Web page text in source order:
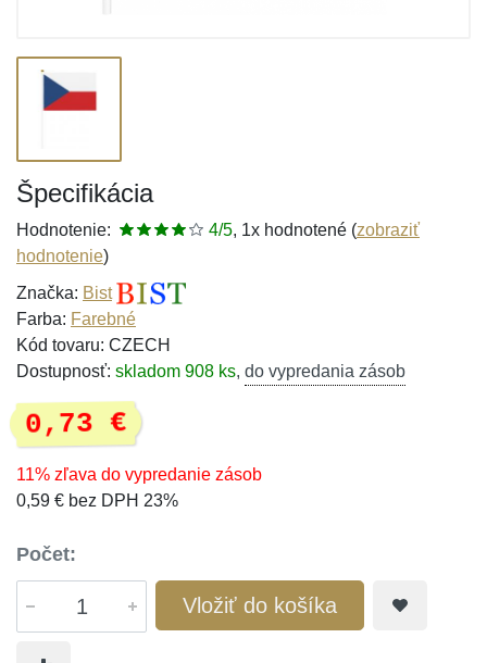
Špecifikácia
Hodnotenie: 4/5, 1x hodnotené (zobraziť
hodnotenie)
Značka: Bist
Farba: Farebné
Kód tovaru: CZECH
Dostupnosť: skladom 908 ks, do vypredania zásob
0,73 €
11% zľava do vypredanie zásob
0,59 € bez DPH 23%
Počet:
Vložiť do košíka